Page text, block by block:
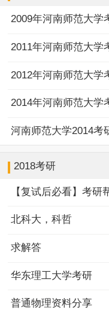
2009年河南师范大学
2011年河南师范大学
2012年河南师范大学
2014年河南师范大学
河南师范大学2014考
2018考研
【复试后必看】考研
北科大，科哲
求解答
华东理工大学考研
普通物理资料分享